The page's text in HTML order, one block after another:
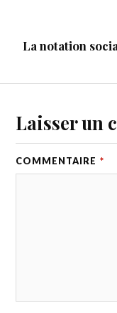
La notation
Laisser un
COMMENTAIRE *